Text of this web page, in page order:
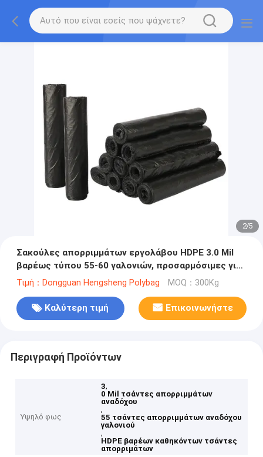
2/5
Σακούλες απορριμμάτων εργολάβου HDPE 3.0 Mil
βαρέως τύπου 55-60 γαλονιών, προσαρμόσιμες για
βιομηχανική χρήση
Τιμή：Dongguan Hengsheng Polybag MOQ：300Kg
Καλύτερη τιμή Επικοινωνήστε
Περιγραφή Προϊόντων
Υψηλό φως
3,
0 Mil τσάντες απορριμμάτων
αναδόχου
,
55 τσάντες απορριμμάτων αναδόχου
γαλονιού
,
HDPE βαρέων καθηκόντων τσάντες
απορριμάτων